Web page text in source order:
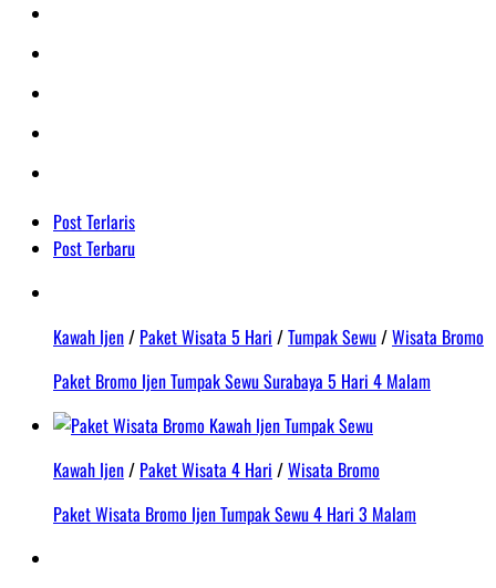
Post Terlaris
Post Terbaru
Kawah Ijen/ Paket Wisata 5 Hari /Tumpak Sewu/Wisata Bromo
Paket Bromo Ijen Tumpak Sewu Surabaya 5 Hari 4 Malam
Kawah Ijen/ Paket Wisata 4 Hari /Wisata Bromo
Paket Wisata Bromo Ijen Tumpak Sewu 4 Hari 3 Malam